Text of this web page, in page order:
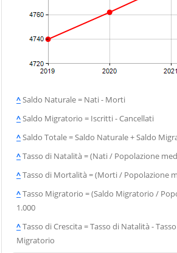
^Saldo Naturale = Nati - Morti
^Saldo Migratorio = Iscritti - Cancellati
^Saldo Totale = Saldo Naturale + Saldo
^Tasso di Natalità = (Nati / Popolazione
^Tasso di Mortalità = (Morti / Popolazione
^Tasso Migratorio = (Saldo Migratorio /
1.000
^Tasso di Crescita = Tasso di Natalità -
Migratorio